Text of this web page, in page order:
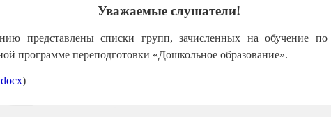
Уважаемые слушатели!
представлены списки групп, зачисленных на обучение по
программе переподготовки «Дошкольное образование».
)